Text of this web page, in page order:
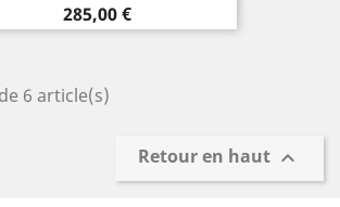
Prix
285,00 €
6 article(s)
Retour en haut 